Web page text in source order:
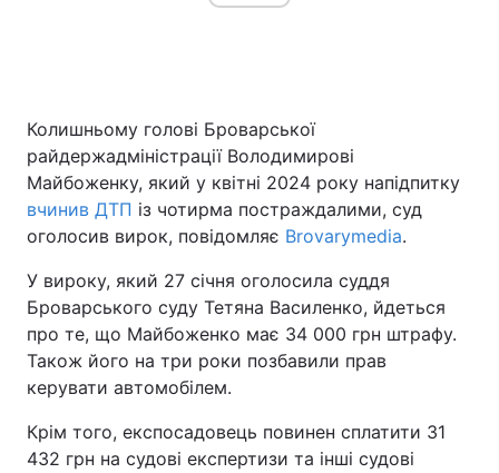
Колишньому голові Броварської
райдержадміністрації Володимирові
Майбоженку, який у квітні 2024 року напідпитку
вчинив ДТП із чотирма постраждалими, суд
оголосив вирок, повідомляє Brovarymedia.
У вироку, який 27 січня оголосила суддя
Броварського суду Тетяна Василенко, йдеться
про те, що Майбоженко має 34 000 грн штрафу.
Також його на три роки позбавили прав
керувати автомобілем.
Крім того, експосадовець повинен сплатити 31
432 грн на судові експертизи та інші судові